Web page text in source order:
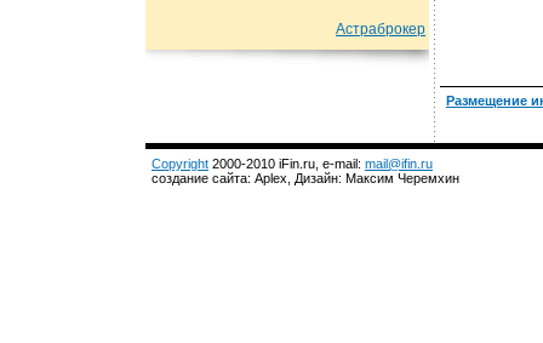
Астраброкер
Размещение
Copyright 2000-2010 iFin.ru, e-mail: mail@ifin.ru
создание сайта: Aplex, Дизайн: Максим Черемхин